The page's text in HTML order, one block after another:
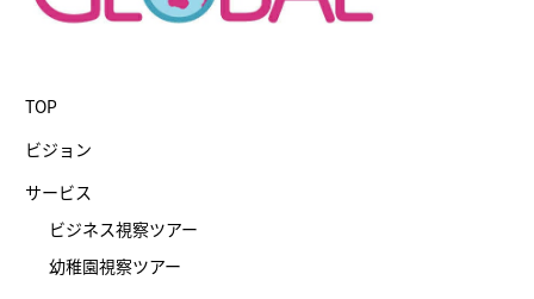
TOP
ビジョン
サービス
ビジネス視察ツアー
幼稚園視察ツアー